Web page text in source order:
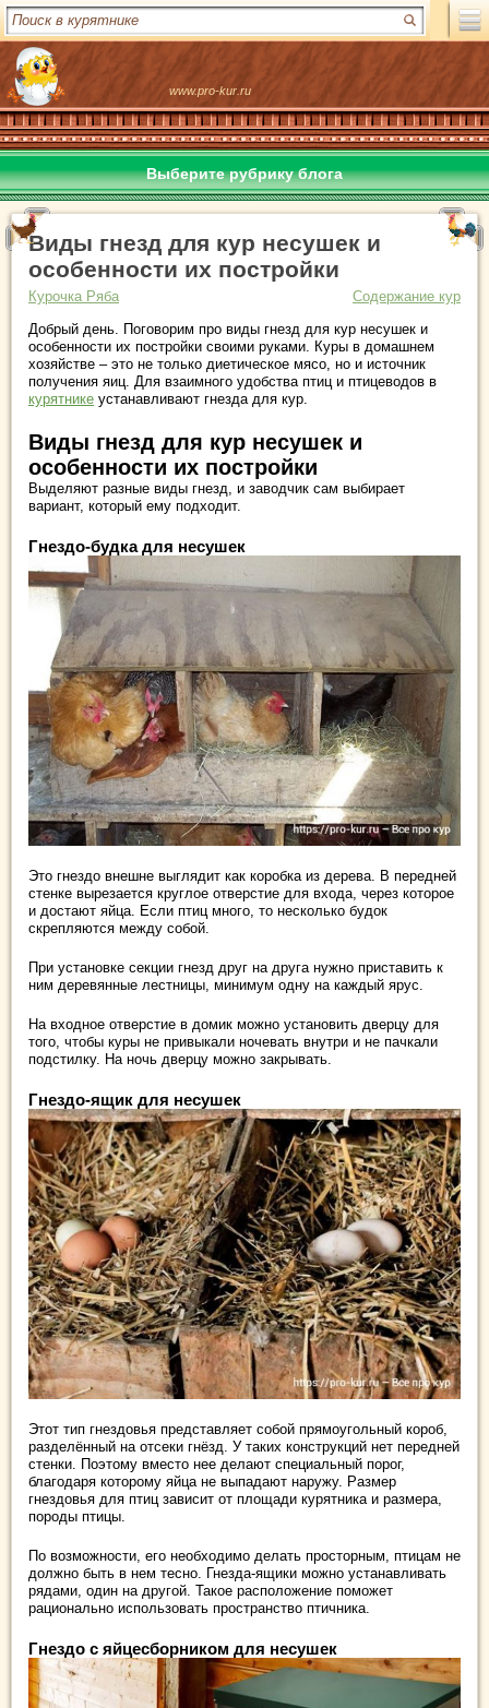
www.pro-kur.ru
Выберите рубрику блога
Виды гнезд для кур несушек и
особенности их постройки
Курочка Ряба
Содержание кур
Добрый день. Поговорим про виды гнезд для кур несушек и
особенности их постройки своими руками. Куры в домашнем
хозяйстве – это не только диетическое мясо, но и источник
получения яиц. Для взаимного удобства птиц и птицеводов в
курятнике устанавливают гнезда для кур.
Виды гнезд для кур несушек и
особенности их постройки
Выделяют разные виды гнезд, и заводчик сам выбирает
вариант, который ему подходит.
Гнездо-будка для несушек
Это гнездо внешне выглядит как коробка из дерева. В передней
стенке вырезается круглое отверстие для входа, через которое
и достают яйца. Если птиц много, то несколько будок
скрепляются между собой.
При установке секции гнезд друг на друга нужно приставить к
ним деревянные лестницы, минимум одну на каждый ярус.
На входное отверстие в домик можно установить дверцу для
того, чтобы куры не привыкали ночевать внутри и не пачкали
подстилку. На ночь дверцу можно закрывать.
Гнездо-ящик для несушек
Этот тип гнездовья представляет собой прямоугольный короб,
разделённый на отсеки гнёзд. У таких конструкций нет передней
стенки. Поэтому вместо нее делают специальный порог,
благодаря которому яйца не выпадают наружу. Размер
гнездовья для птиц зависит от площади курятника и размера,
породы птицы.
По возможности, его необходимо делать просторным, птицам не
должно быть в нем тесно. Гнезда-ящики можно устанавливать
рядами, один на другой. Такое расположение поможет
рационально использовать пространство птичника.
Гнездо с яйцесборником для несушек